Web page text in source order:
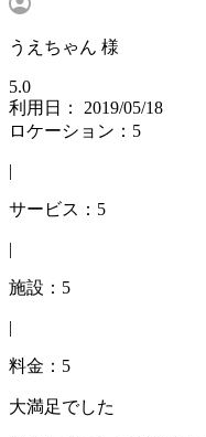
うえちゃん 様
5.0
利用日： 2019/05/18
ロケーション：5
|
サービス：5
|
施設：5
|
料金：5
大満足でした